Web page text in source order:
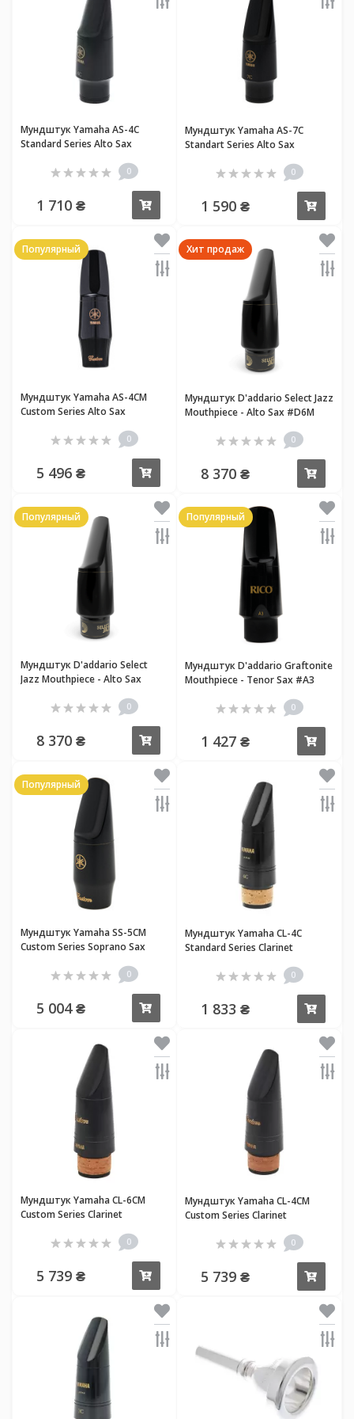
Мундштук Yamaha AS-4C
Standard Series Alto Sax
0
1 710 ₴
Мундштук Yamaha AS-7C
Standart Series Alto Sax
0
1 590 ₴
Популярный
Мундштук Yamaha AS-4CM
Custom Series Alto Sax
0
5 496 ₴
Хит продаж
Мундштук D'addario Select Jazz
Mouthpiece - Alto Sax #D6M
0
8 370 ₴
Популярный
Мундштук D'addario Select
Jazz Mouthpiece - Alto Sax
0
8 370 ₴
Популярный
Мундштук D'addario Graftonite
Mouthpiece - Tenor Sax #A3
0
1 427 ₴
Популярный
Мундштук Yamaha SS-5CM
Custom Series Soprano Sax
0
5 004 ₴
Мундштук Yamaha CL-4C
Standard Series Clarinet
0
1 833 ₴
Мундштук Yamaha CL-6CM
Custom Series Clarinet
0
5 739 ₴
Мундштук Yamaha CL-4CM
Custom Series Clarinet
0
5 739 ₴